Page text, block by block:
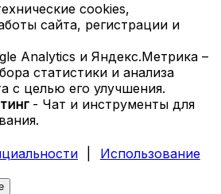
cookies,
сайта, регистрации и
Analytics и Яндекс.Метрика –
статистики и анализа
с целью его улучшения.
- Чат и инструменты для
Использование